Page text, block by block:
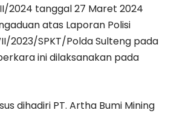
2024 tanggal 27 Maret 2024
atas Laporan Polisi
2023/SPKT/Polda Sulteng pada
ini dilaksanakan pada
dihadiri PT. Artha Bumi Mining